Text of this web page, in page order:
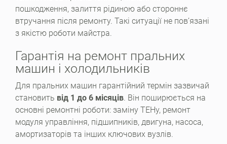
пошкодження, залиття рідиною або стороннє
втручання після ремонту. Такі ситуації не пов’язані
з якістю роботи майстра.
Гарантія на ремонт пральних
машин і холодильників
Для пральних машин гарантійний термін зазвичай
становить від 1 до 6 місяців. Він поширюється на
основні ремонтні роботи: заміну ТЕНу, ремонт
модуля управління, підшипників, двигуна, насоса,
амортизаторів та інших ключових вузлів.